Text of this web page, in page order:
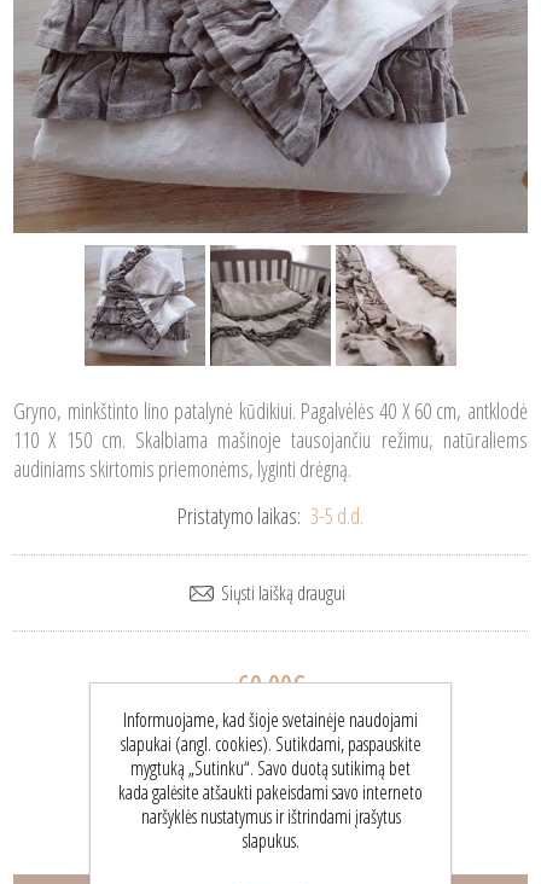
Gryno, minkštinto lino patalynė kūdikiui. Pagalvėlės 40 X 60 cm, antklodė
110 X 150 cm. Skalbiama mašinoje tausojančiu režimu, natūraliems
audiniams skirtomis priemonėms, lyginti drėgną.
Pristatymo laikas: 3-5 d.d.
60,00€
Informuojame, kad šioje svetainėje naudojami
slapukai (angl. cookies). Sutikdami, paspauskite
mygtuką „Sutinku“. Savo duotą sutikimą bet
kada galėsite atšaukti pakeisdami savo interneto
naršyklės nustatymus ir ištrindami įrašytus
slapukus.